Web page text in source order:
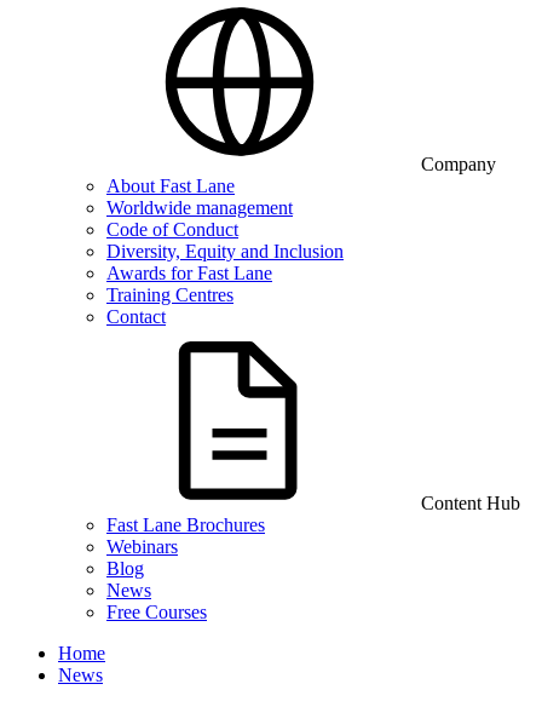
Company
About Fast Lane
Worldwide management
Code of Conduct
Diversity, Equity and Inclusion
Awards for Fast Lane
Training Centres
Contact
Content Hub
Fast Lane Brochures
Webinars
Blog
News
Free Courses
Home
News